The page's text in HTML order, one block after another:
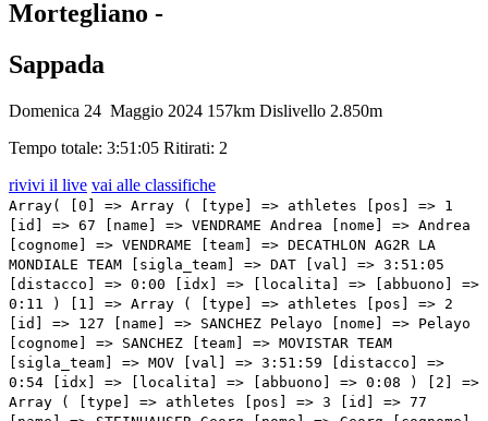
Mortegliano -
Sappada
Domenica 24 Maggio 2024 157km Dislivello 2.850m
Tempo totale: 3:51:05 Ritirati: 2
rivivi il live vai alle classifiche
Array( [0] => Array ( [type] => athletes [pos] => 1 [id] => 67 [name] => VENDRAME Andrea [nome] => Andrea [cognome] => VENDRAME [team] => DECATHLON AG2R LA MONDIALE TEAM [sigla_team] => DAT [val] => 3:51:05 [distacco] => 0:00 [idx] => [localita] => [abbuono] => 0:11 ) [1] => Array ( [type] => athletes [pos] => 2 [id] => 127 [name] => SANCHEZ Pelayo [nome] => Pelayo [cognome] => SANCHEZ [team] => MOVISTAR TEAM [sigla_team] => MOV [val] => 3:51:59 [distacco] => 0:54 [idx] => [localita] => [abbuono] => 0:08 ) [2] => Array ( [type] => athletes [pos] => 3 [id] => 77 [name] => STEINHAUSER Georg [nome] => Georg [cognome] => STEINHAUSER [team] => EF EDUCATION - EASYPOST [sigla_team] => EFE [val] => 3:52:12 [distacco] => 01:07 [idx] => [localita] => [abbuono] => 0:04 ) [3] => Array ( [type] => athletes [pos] => 4 [id] => 5 [name] => NARVAEZ Jhonatan [nome] => Jhonatan [cognome] => NARVAEZ [team] => INEOS GRENADIERS [sigla_team] => IGD [val] => 3:53:32 [distacco] => 02:27 [idx] => [localita] => [abbuono] => 0:02 ) [4] => Array ( [type] => athletes [pos] => 5 [id] => 156 [name] => PLAPP Lucas [nome] => Lucas [cognome] => PLAPP [team] => TEAM JAYCO ALULA [sigla_team] => JAY [val] => 3:53:32 [distacco] => 02:27 [idx] => [localita] => [abbuono] => ) [5] => Array ( [type] => athletes [pos] => 6 [id] => 38 [name] => VELASCO Simone [nome] => Simone [cognome] => VELASCO [team] => ASTANA QAZAQSTAN TEAM [sigla_team] => AST [val] => 3:53:35 [distacco] => 02:30 [idx] => [localita] => [abbuono] => ) [6] => Array ( [type] => athletes [pos] => 7 [id] => 175 [name] => TRATNIK Jan [nome] => Jan [cognome] => TRATNIK [team] => TEAM VISMA - LEASE A BIKE [sigla_team] => TVL [val] => 3:53:35 [distacco] => 02:30 [idx] => [localita] => [abbuono] => ) [7] => Array ( [type] => athletes [pos] => 8 [id] => 78 [name] => VALGREN Michael [nome] => Michael [cognome] => VALGREN [team] => EF EDUCATION - EASYPOST [sigla_team] => EFE [val] => 3:53:35 [distacco] => 02:30 [idx] => [localita] => [abbuono] => 0:01 ) [8] => Array ( [type] => athletes [pos] => 9 [id] => 131 [name] => ALAPHILIPPE Julian [nome] => Julian [cognome] => ALAPHILIPPE [team] => SOUDAL QUICK - STEP [sigla_team] => SOQ [val] => 3:53:37 [distacco] => 02:32 [idx] => [localita] => [abbuono] => 0:03 ) [9] => Array ( [type] => athletes [pos] => 10 [id] => 14 [name] => HERMANS Quinten [nome] => Quinten [cognome] => HERMANS [team] => ALPECIN - DECEUNINCK [sigla_team] => ADC [val] => 3:54:57 [distacco] => 03:52 [idx] => [localita] => [abbuono] => ) [10] => Array ( [type] => athletes [pos] => 11 [id] => 206 [name] => TAROZZI Manuele [nome] => Manuele [cognome] => TAROZZI [team] => VF GROUP - BARDIANI CSF- FAIZANE' [sigla_team] => VBF [val] => 3:55:20 [distacco] => 04:15 [idx] => [localita] => [abbuono] => 0:03 ) [11] => Array ( [type] => athletes [pos] => 12 [id] => 163 [name] => BAIS Mattia [nome] => Mattia [cognome] => BAIS [team] => TEAM POLTI KOMETA [sigla_team] => PTK [val] => 3:55:35 [distacco] => 04:30 [idx] => [localita] => [abbuono] => ) [12] => Array ( [type] => athletes [pos] => 13 [id] => 75 [name] => HONORE' Frolich Mikkel [nome] => Frolich Mikkel [cognome] => HONORE' [team] => EF EDUCATION - EASYPOST [sigla_team] => EFE [val] => 4:0:01 [distacco] => 08:56 [idx] => [localita] => [abbuono] => ) [13] => Array ( [type] => athletes [pos] => 14 [id] => 151 [name] => DE MARCHI Alessandro [nome] => Alessandro [cognome] => DE MARCHI [team] => TEAM JAYCO ALULA [sigla_team] => JAY [val] => 4:0:07 [distacco] => 09:02 [idx] => [localita] => [abbuono] => ) [14] => Array ( [type] => athletes [pos] => 15 [id] => 178 [name] => VAN DIJKE Tim [nome] => Tim [cognome] => VAN DIJKE [team] => TEAM VISMA - LEASE A BIKE [sigla_team] => TVL [val] => 4:0:42 [distacco] => 09:37 [idx] => [localita] => [abbuono] => ) [15] => Array ( [type] => athletes [pos] => 16 [id] => 88 [name] => PALENI Enzo [nome] => Enzo [cognome] => PALENI [team] => GROUPAMA - FDJ [sigla_team] => GFC [val] => 4:0:42 [distacco] => 09:37 [idx] => [localita] => [abbuono] => ) [16] => Array ( [type] => athletes [pos] => 17 [id] => 117 [name] => STUYVEN Jasper [nome] => Jasper [cognome] => STUYVEN [team] => LIDL-TREK [sigla_team] => LTK [val] => 4:01:06 [distacco] => 10:01 [idx] => [localita] => [abbuono] => ) [17] => Array ( [type] => athletes [pos] => 18 [id] => 94 [name] => DE POOTER Dries [nome] => Dries [cognome] => DE POOTER [team] => INTERMARCHE' - WANTY [sigla_team] => IWA [val] => 4:04:19 [distacco] => 13:14 [idx] => [localita] => [abbuono] => ) [18] => Array ( [type] => athletes [pos] => 19 [id] => 194 [name] => GROSSSCHARTNER Felix [nome] => Felix [cognome] => GROSSSCHARTNER [team] => UAE TEAM EMIRATES [sigla_team] => UAD [val] => 4:07:01 [distacco] => 15:56 [idx] => [localita] => [abbuono] => ) [19] => Array ( [type] => athletes [pos] => 20 [id] => 196 [name] => MAJKA Rafal [nome] => Rafal [cognome] => MAJKA [team] => UAE TEAM EMIRATES [sigla_team] => UAD [val] => 4:07:01 [distacco] => 15:56 [idx] => [localita] => [abbuono] => ) [20] => Array ( [type] => athletes [pos] => 21 [id] => 191 [name] => POGACAR Tadej [nome] => Tadej [cognome] => POGACAR [team] => UAE TEAM EMIRATES [sigla_team] => UAD [val] => 4:07:01 [distacco] => 15:56 [idx] => [localita] => [abbuono] => ) [21] => Array ( [type] => athletes [pos] => 22 [id] => 26 [name] => RIES Michel [nome] => Michel [cognome] => RIES [team] => ARKEA - B&B HOTELS [sigla_team] => ARK [val] => 4:07:01 [distacco] => 15:56 [idx] => [localita] => [abbuono] => ) [22] => Array ( [type] => athletes [pos] => 23 [id] => 41 [name] => MARTINEZ Daniel Felipe [nome] => Daniel Felipe [cognome] => MARTINEZ [team] => BORA - HANSGROHE [sigla_team] => BOH [val] => 4:07:01 [distacco] => 15:56 [idx] => [localita] => [abbuono] => ) [23] => Array ( [type] => athletes [pos] => 24 [id] => 42 [name] => ALEOTTI Giovanni [nome] => Giovanni [cognome] => ALEOTTI [team] => BORA - HANSGROHE [sigla_team] => BOH [val] => 4:07:01 [distacco] => 15:56 [idx] => [localita] => [abbuono] => ) [24] => Array ( [type] => athletes [pos] => 25